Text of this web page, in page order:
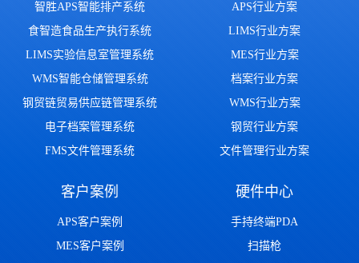
智胜APS智能排产系统
食智造食品生产执行系统
LIMS实验信息室管理系统
WMS智能仓储管理系统
钢贸链贸易供应链管理系统
电子档案管理系统
FMS文件管理系统
APS行业方案
LIMS行业方案
MES行业方案
档案行业方案
WMS行业方案
钢贸行业方案
文件管理行业方案
客户案例
APS客户案例
MES客户案例
硬件中心
手持终端PDA
扫描枪